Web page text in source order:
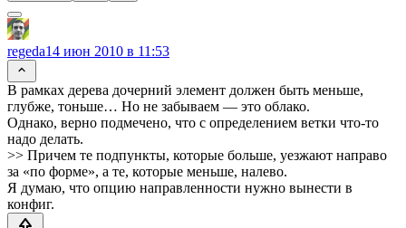
regeda14 июн 2010 в 11:53
В рамках дерева дочерний элемент должен быть меньше,
глубже, тоньше… Но не забываем — это облако.
Однако, верно подмечено, что с определением ветки что-то
надо делать.
>> Причем те подпункты, которые больше, уезжают направо
за «по форме», а те, которые меньше, налево.
Я думаю, что опцию направленности нужно вынести в
конфиг.